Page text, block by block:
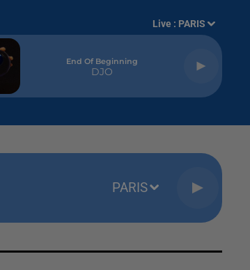
Live : PARIS
End Of Beginning
DJO
PARIS